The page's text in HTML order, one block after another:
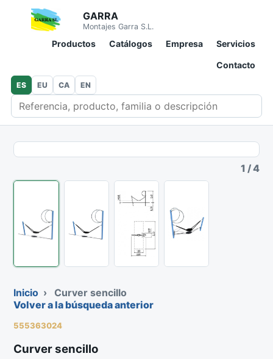
GARRA
Montajes Garra S.L.
Productos Catálogos Empresa Servicios
Contacto
Buscar en catálogo
ES EU CA EN
1 /4
Inicio ›
Curver sencillo
Volver a la búsqueda anterior
555363024
Curver sencillo